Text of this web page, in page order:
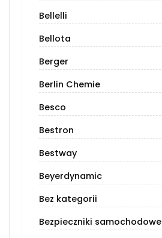
Bellelli
Bellota
Berger
Berlin Chemie
Besco
Bestron
Bestway
Beyerdynamic
Bez kategorii
Bezpieczniki samochodowe